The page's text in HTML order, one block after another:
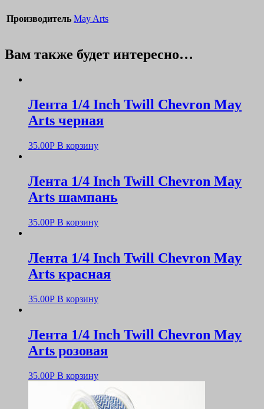
Производитель May Arts
Вам также будет интересно…
Лента 1/4 Inch Twill Chevron May
Arts черная
35.00Р В корзину
Лента 1/4 Inch Twill Chevron May
Arts шампань
35.00Р В корзину
Лента 1/4 Inch Twill Chevron May
Arts красная
35.00Р В корзину
Лента 1/4 Inch Twill Chevron May
Arts розовая
35.00Р В корзину